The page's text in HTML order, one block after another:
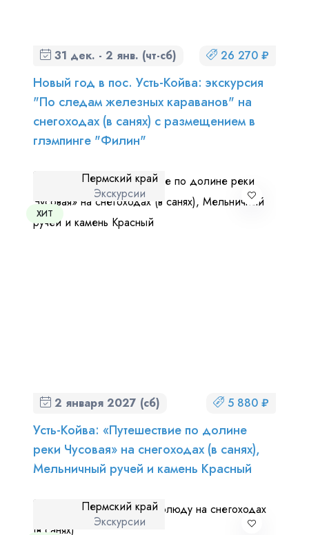
31 дек. - 2 янв. (чт-сб) 26 270 ₽
Новый год в пос. Усть-Койва: экскурсия
"По следам железных караванов" на
снегоходах (в санях) с размещением в
глэмпинге "Филин"
ХИТ
Пермский край
Экскурсии
2 января 2027 (сб) 5 880 ₽
Усть-Койва: «Путешествие по долине
реки Чусовая» на снегоходах (в санях),
Мельничный ручей и камень Красный
Пермский край
Экскурсии